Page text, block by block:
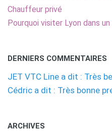
Chauffeur privé
Pourquoi visiter Lyon dans
DERNIERS COMMENTAIRES
JET VTC Line a dit : Très
Cédric a dit : Très bonne
ARCHIVES